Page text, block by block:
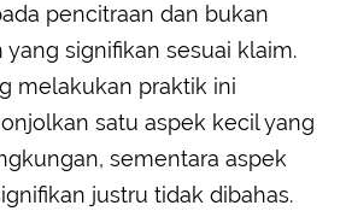
pencitraan dan bukan
yang signifikan sesuai klaim.
melakukan praktik ini
satu aspek kecil yang
sementara aspek
justru tidak dibahas.